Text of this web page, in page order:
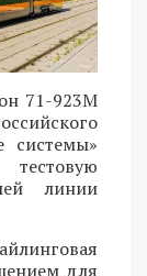
71-923М
системы»
линии
для